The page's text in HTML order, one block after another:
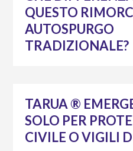
QUESTO
AUTOSPURGO
TRADIZIONALE?
TARUA ®
SOLO PER
CIVILE O VIGILI